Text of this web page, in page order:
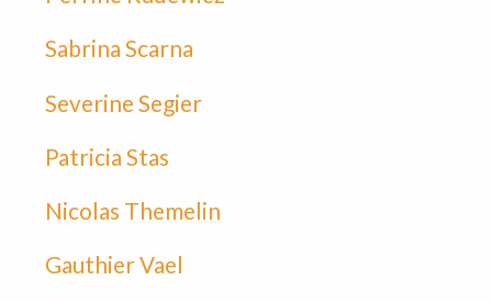
Sabrina Scarna
Severine Segier
Patricia Stas
Nicolas Themelin
Gauthier Vael